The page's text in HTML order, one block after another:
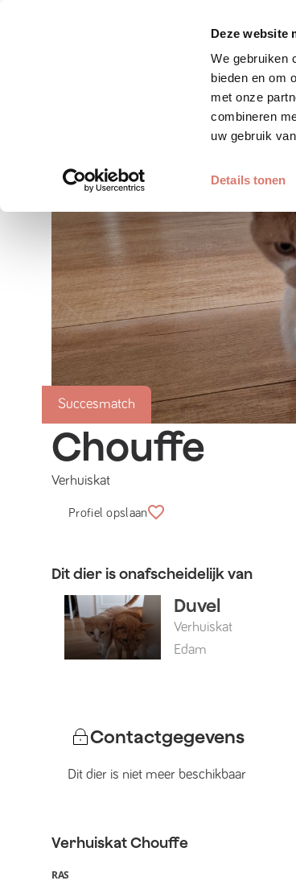
Deze website
We gebruiken
bieden en om
met onze
combineren
uw gebruik
Details tonen
Zoek huisdier
Succesmatch
Chouffe
Verhuiskat
Profiel opslaan
Dit dier is onafscheidelijk van
Duvel
Verhuiskat
Edam
Contactgegevens
Dit dier is niet meer beschikbaar
VerhuiskatChouffe
RAS